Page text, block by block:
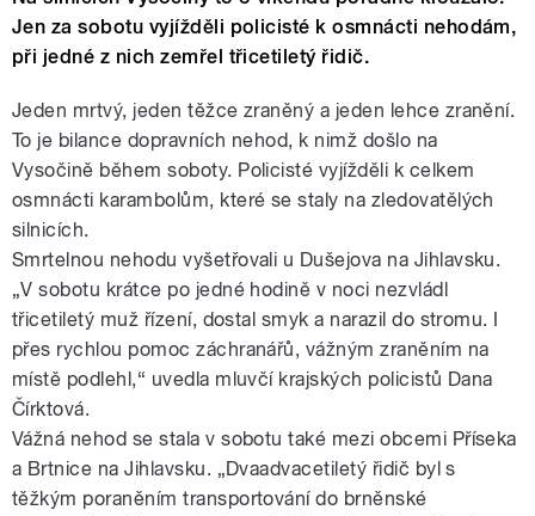
Jen za sobotu vyjížděli policisté k osmnácti nehodám,
při jedné z nich zemřel třicetiletý řidič.
Jeden mrtvý, jeden těžce zraněný a jeden lehce zranění.
To je bilance dopravních nehod, k nimž došlo na
Vysočině během soboty. Policisté vyjížděli k celkem
osmnácti karambolům, které se staly na zledovatělých
silnicích.
Smrtelnou nehodu vyšetřovali u Dušejova na Jihlavsku.
„V sobotu krátce po jedné hodině v noci nezvládl
třicetiletý muž řízení, dostal smyk a narazil do stromu. I
přes rychlou pomoc záchranářů, vážným zraněním na
místě podlehl,“ uvedla mluvčí krajských policistů Dana
Čírktová.
Vážná nehod se stala v sobotu také mezi obcemi Příseka
a Brtnice na Jihlavsku. „Dvaadvacetiletý řidič byl s
těžkým poraněním transportování do brněnské